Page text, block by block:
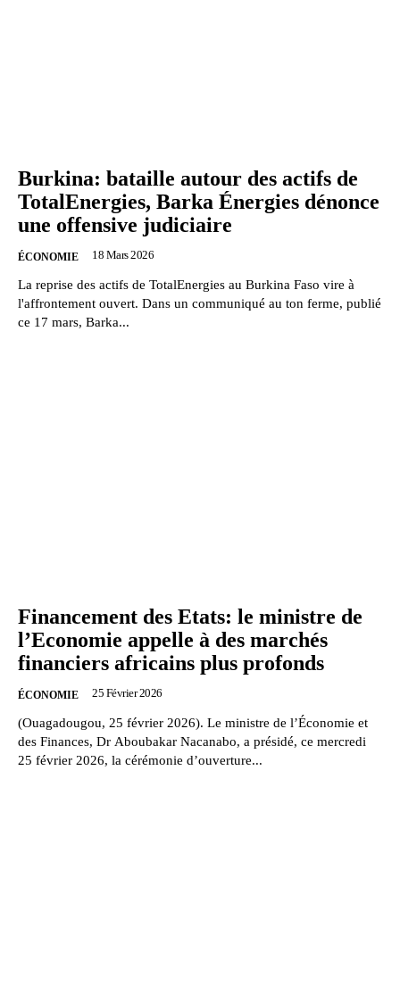
Burkina: bataille autour des actifs de
TotalEnergies, Barka Énergies dénonce
une offensive judiciaire
ÉCONOMIE 18 Mars 2026
La reprise des actifs de TotalEnergies au Burkina Faso vire à
l'affrontement ouvert. Dans un communiqué au ton ferme, publié
ce 17 mars, Barka...
Financement des Etats: le ministre de
l’Economie appelle à des marchés
financiers africains plus profonds
ÉCONOMIE 25 Février 2026
(Ouagadougou, 25 février 2026). Le ministre de l’Économie et
des Finances, Dr Aboubakar Nacanabo, a présidé, ce mercredi
25 février 2026, la cérémonie d’ouverture...